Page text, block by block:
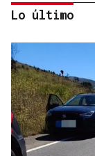
CRECIMIENTO
Lo último